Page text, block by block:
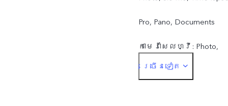
Pro, Pano, Documents
កាមេរ៉ាសែលហ្វី: Photo,
Night, Portrait, Video, Live
ច្រើនទៀត